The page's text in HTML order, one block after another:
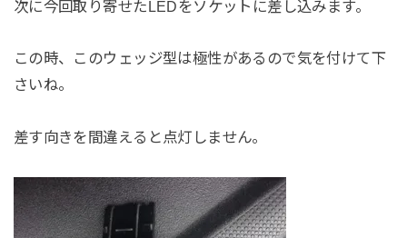
次に今回取り寄せたLEDをソケットに差し込みます。
この時、このウェッジ型は極性があるので気を付けて下
さいね。
差す向きを間違えると点灯しません。